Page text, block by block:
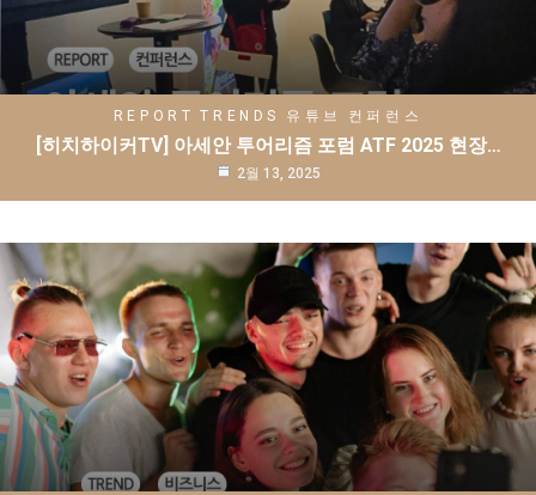
REPORT TRENDS 유튜브 컨퍼런스
[히치하이커TV] 아세안 투어리즘 포럼 ATF 2025 현장…
2월 13, 2025